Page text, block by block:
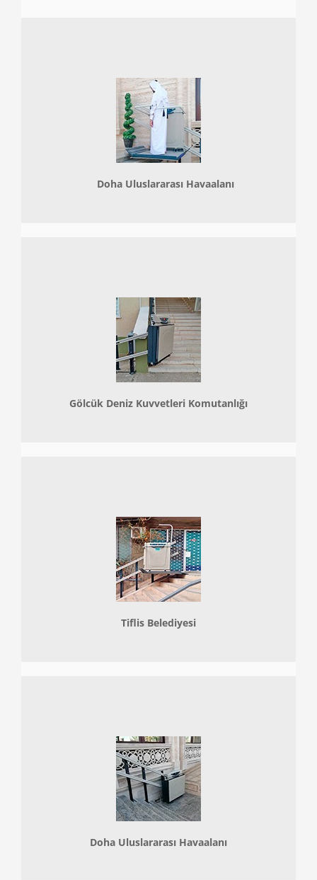
Doha Uluslararası Havaalanı
Gölcük Deniz Kuvvetleri Komutanlığı
Tiflis Belediyesi
Doha Uluslararası Havaalanı